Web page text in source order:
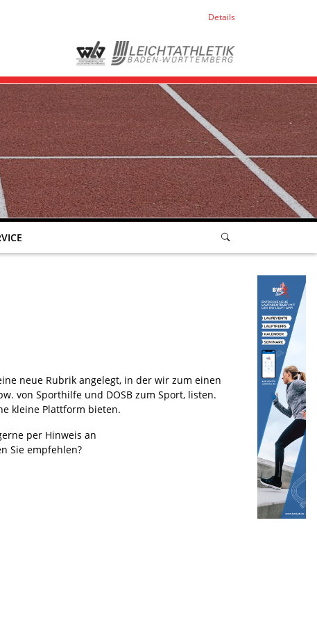
Details
neue Rubrik angelegt, in der wir zum einen
von Sporthilfe und DOSB zum Sport, listen.
kleine Plattform bieten.
per Hinweis an
Sie empfehlen?